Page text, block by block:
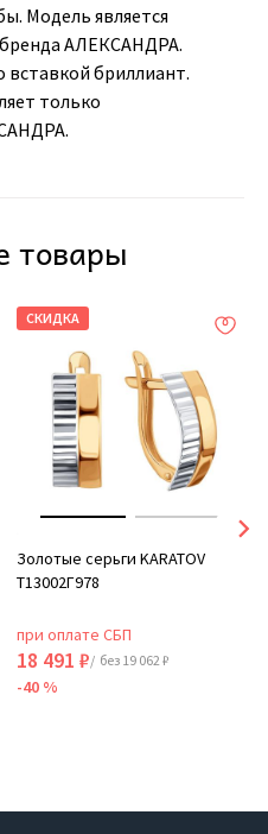
Модель является
АЛЕКСАНДРА.
вставкой бриллиант.
только
товары
СКИДКА
Золотые серьги KARATOV
Т13002Г978
при оплате СБП
18 491 ₽/ без 19 062 ₽
-40 %